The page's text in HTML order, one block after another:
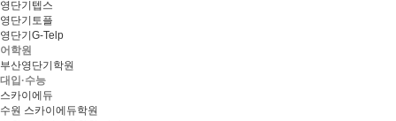
영단기텝스
영단기토플
영단기G-Telp
어학원
부산영단기학원
대입·수능
스카이에듀
수원 스카이에듀학원